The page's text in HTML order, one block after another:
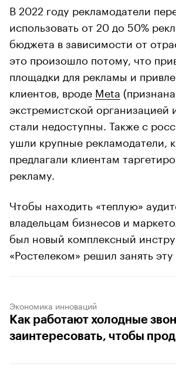
В 2022 году рекламодатели
использовать от 20 до 50%
бюджета в зависимости от
это произошло потому, что
площадки для рекламы и
клиентов, вроде Meta
экстремистской организацией
стали недоступны. Также с
ушли крупные рекламодатели,
предлагали клиентам
рекламу.
Чтобы находить «теплую»
владельцам бизнесов и
был новый комплексный
«Ростелеком» решил занять
Экономика инноваций
Как работают холодные
заинтересовать, чтобы